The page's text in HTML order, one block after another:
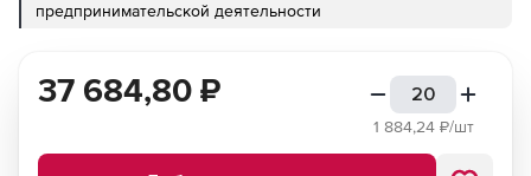
предпринимательской деятельности
37 684,80 ₽
1 884,24₽/шт